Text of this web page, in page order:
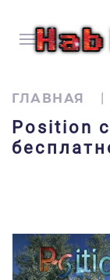
ГЛАВНАЯ
Position